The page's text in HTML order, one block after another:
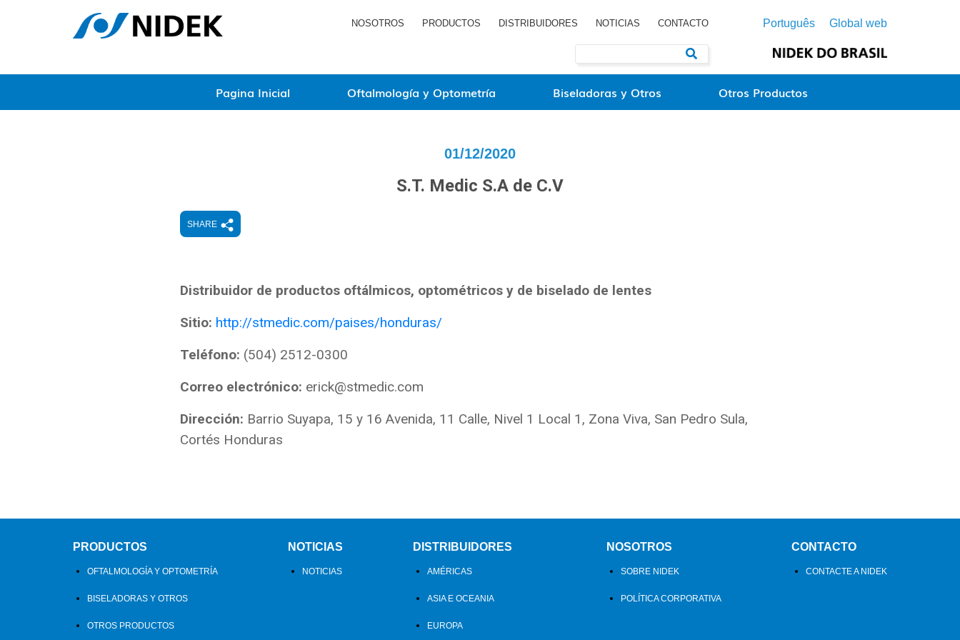
NOSOTROS PRODUCTOS DISTRIBUIDORES NOTICIAS CONTACTO Português Global web
Pagina Inicial Oftalmología y Optometría Biseladoras y Otros Otros Productos
01/12/2020
S.T. Medic S.A de C.V
SHARE
Distribuidor de productos oftálmicos, optométricos y de biselado de lentes
Sitio: http://stmedic.com/paises/honduras/
Teléfono: (504) 2512-0300
Correo electrónico: erick@stmedic.com
Dirección: Barrio Suyapa, 15 y 16 Avenida, 11 Calle, Nivel 1 Local 1, Zona Viva, San Pedro Sula,
Cortés Honduras
PRODUCTOS
OFTALMOLOGÍA Y OPTOMETRÍA
BISELADORAS Y OTROS
OTROS PRODUCTOS
NOTICIAS
NOTICIAS
DISTRIBUIDORES
AMÉRICAS
ASIA E OCEANIA
EUROPA
NOSOTROS
SOBRE NIDEK
POLÍTICA CORPORATIVA
CONTACTO
CONTACTE A NIDEK